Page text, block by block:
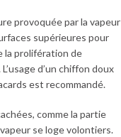
provoquée par la vapeur
supérieures pour
la prolifération de
d’un chiffon doux
est recommandé.
comme la partie
se loge volontiers.